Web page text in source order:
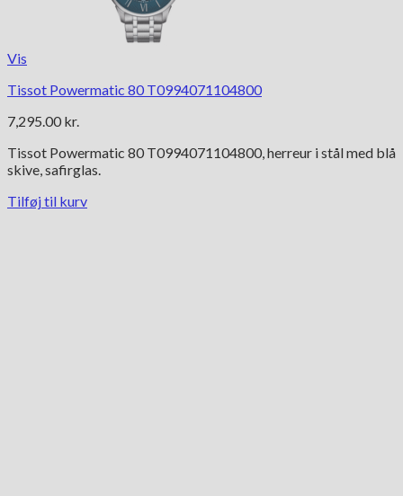
Vis
Tissot Powermatic 80 T0994071104800
7,295.00 kr.
Tissot Powermatic 80 T0994071104800, herreur i stål med blå
skive, safirglas.
Tilføj til kurv